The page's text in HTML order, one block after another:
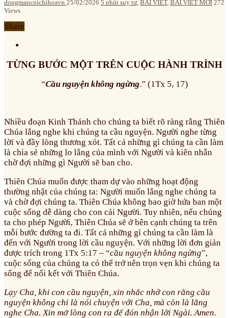
dongmancoichihoavn 25/02/2026 5 phút suy tư, BÀI VIẾT, BÀI VIẾT MỚI 272
Views
Share
TỪNG BƯỚC MỘT TRÊN CUỘC HÀNH TRÌNH
“Cầu nguyện không ngừng.” (1Tx 5, 17)
Nhiều đoạn Kinh Thánh cho chúng ta biết rõ ràng rằng Thiên
Chúa lắng nghe khi chúng ta cầu nguyện. Người nghe từng
lời và đầy lòng thương xót. Tất cả những gì chúng ta cần làm
là chia sẻ những lo lắng của mình với Người và kiên nhẫn
chờ đợi những gì Người sẽ ban cho.
Thiên Chúa muốn được tham dự vào những hoạt động
thường nhật của chúng ta: Người muốn lắng nghe chúng ta
và chờ đợi chúng ta. Thiên Chúa không bao giờ hứa ban một
cuộc sống dễ dàng cho con cái Người. Tuy nhiên, nếu chúng
ta cho phép Người, Thiên Chúa sẽ ở bên cạnh chúng ta trên
mỗi bước đường ta đi. Tất cả những gì chúng ta cần làm là
đến với Người trong lời cầu nguyện. Với những lời đơn giản
được trích trong 1Tx 5:17 – “cầu nguyện không ngừng”,
cuộc sống của chúng ta có thể trở nên trọn vẹn khi chúng ta
sống để nối kết với Thiên Chúa.
Lạy Cha, khi con cầu nguyện, xin nhắc nhớ con rằng cầu
nguyện không chỉ là nói chuyện với Cha, mà còn là lắng
nghe Cha. Xin mở lòng con ra để đón nhận lời Ngài. Amen.